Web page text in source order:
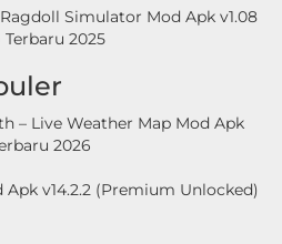
Simulator Mod Apk v1.08
2025
– Live Weather Map Mod Apk
2026
v14.2.2 (Premium Unlocked)